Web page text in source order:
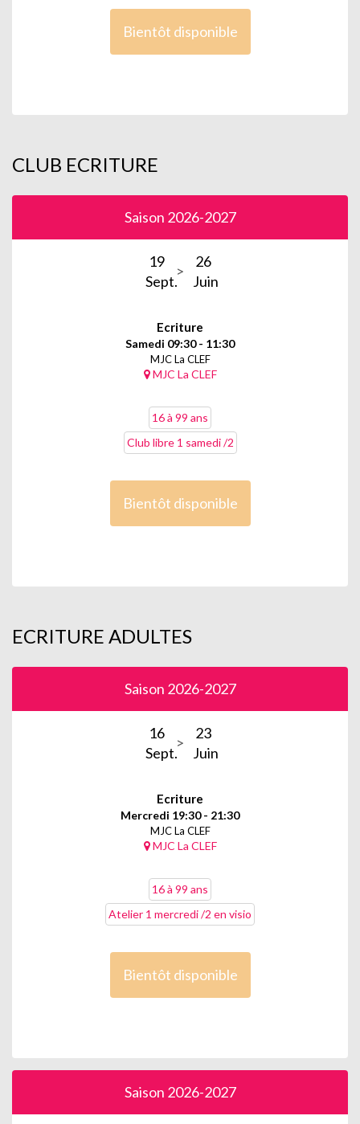
Bientôt disponible
CLUB ECRITURE
Saison 2026-2027
19
Sept.
26
Juin
Ecriture
Samedi 09:30 - 11:30
MJC La CLEF
MJC La CLEF
16 à 99 ans
Club libre 1 samedi /2
Bientôt disponible
ECRITURE ADULTES
Saison 2026-2027
16
Sept.
23
Juin
Ecriture
Mercredi 19:30 - 21:30
MJC La CLEF
MJC La CLEF
16 à 99 ans
Atelier 1 mercredi /2 en visio
Bientôt disponible
Saison 2026-2027